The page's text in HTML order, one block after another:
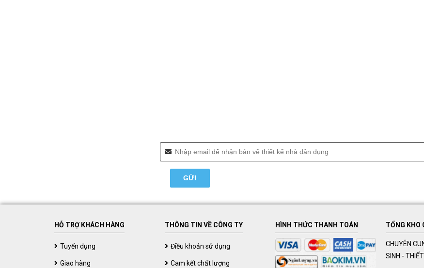
HỖ TRỢ KHÁCH HÀNG
Tuyển dụng
Giao hàng
THÔNG TIN VỀ CÔNG TY
Điều khoản sử dụng
Cam kết chất lượng
HÌNH THỨC THANH TOÁN TỔNG KHO
CHUYÊN
SINH -